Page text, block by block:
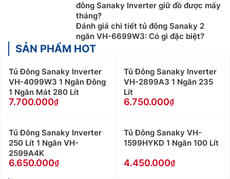
đông Sanaky Inverter giữ đồ được mấy
tháng?
Đánh giá chi tiết tủ đông Sanaky 2
ngăn VH-6699W3: Có gì đặc biệt?
SẢN PHẨM HOT
Tủ Đông Sanaky Inverter
VH-4099W3 1 Ngăn Đông
1 Ngăn Mát 280 Lít
7.700.000
Tủ Đông Sanaky Inverter
VH-2899A3 1 Ngăn 235
Lít
6.750.000
Tủ Đông Sanaky Inverter
250 Lít 1 Ngăn VH-
2599A4K
6.650.000
Tủ Đông Sanaky VH-
1599HYKD 1 Ngăn 100 Lít
4.450.000